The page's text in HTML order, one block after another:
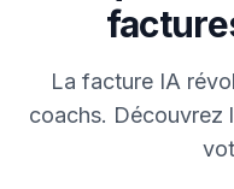
La facture IA
coachs. Découvrez